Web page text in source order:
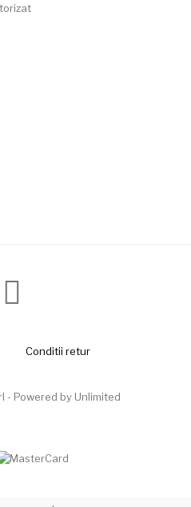
Conditii retur
- Powered by Unlimited